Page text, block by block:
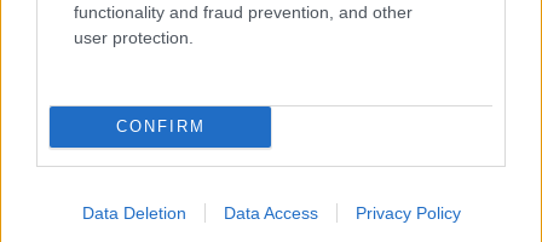
functionality and fraud prevention, and other
user protection.
CONFIRM
Data Deletion Data Access Privacy Policy
omgeving voor iedereen. Hoe kunnen we samen
werken aan een veiligere gemeenschap?
De sluiting van de Coop-keten
En als klap op de vuurpijl komt het nieuws dat de
Coop-keten in Nederland op het punt staat te